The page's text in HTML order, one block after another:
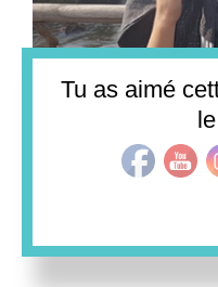
Tu as aiméSet Youtube Channel ID